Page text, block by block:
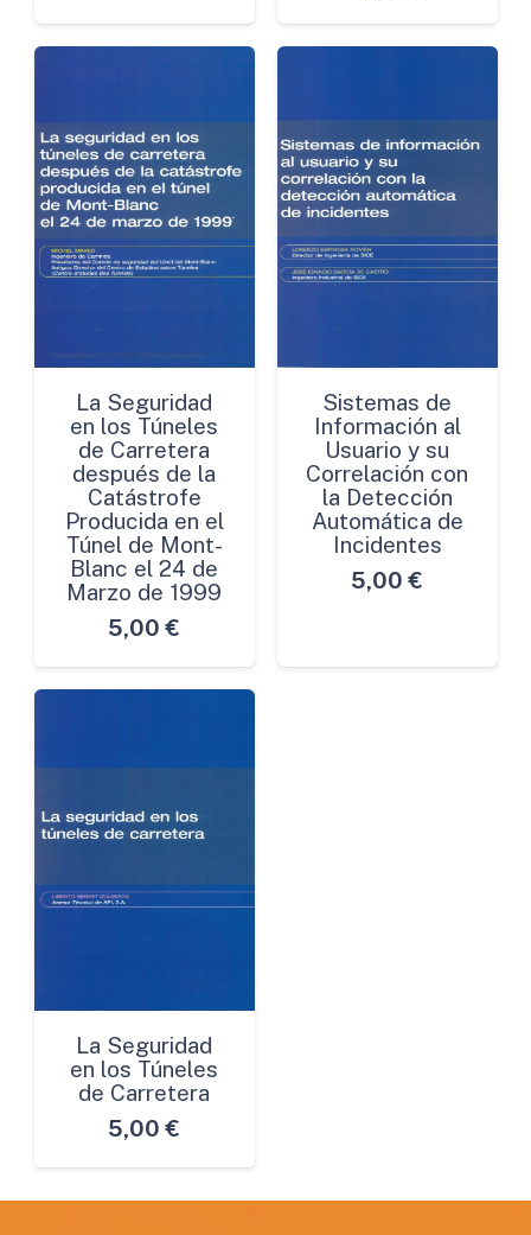
La Seguridad
en los Túneles
de Carretera
después de la
Catástrofe
Producida en el
Túnel de Mont-
Blanc el 24 de
Marzo de 1999
5,00 €
Sistemas de
Información al
Usuario y su
Correlación con
la Detección
Automática de
Incidentes
5,00 €
La Seguridad
en los Túneles
de Carretera
5,00 €